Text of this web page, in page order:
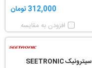
312,000 تومان
افزودن به مقایسه
کانکتور XLR سیترونیک SEETRONIC